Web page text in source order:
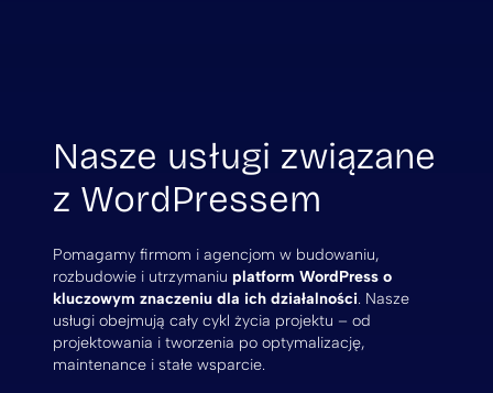
Nasze usługi związane
z WordPressem
Pomagamy firmom i agencjom w budowaniu,
rozbudowie i utrzymaniu platform WordPress o
kluczowym znaczeniu dla ich działalności. Nasze
usługi obejmują cały cykl życia projektu – od
projektowania i tworzenia po optymalizację,
maintenance i stałe wsparcie.